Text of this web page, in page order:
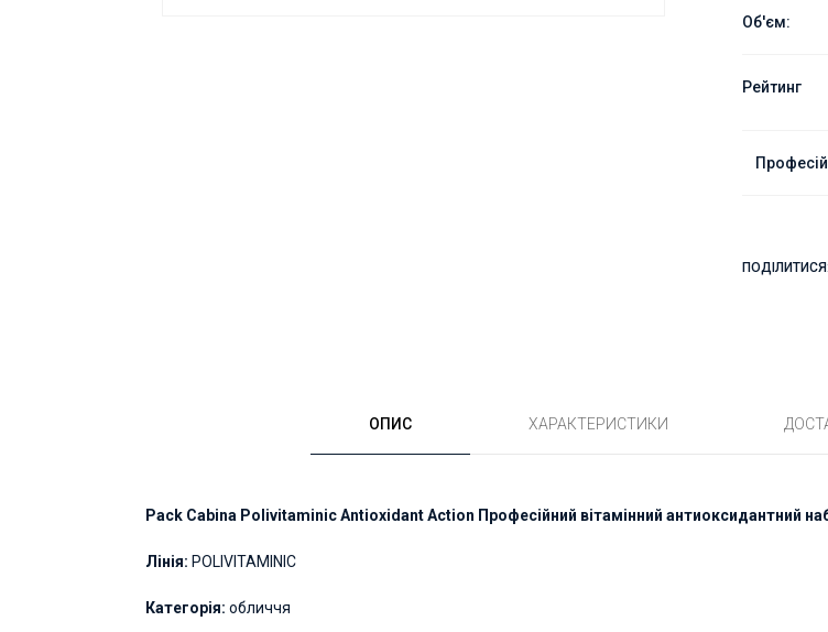
Об'єм:
Рейтинг
ПОДІЛИТИСЯ:
ОПИС ХАРАКТЕРИСТИКИ
Pack Cabina Polivitaminic Antioxidant Action Професійний вітамінний антиоксидантний
Лінія: POLIVITAMINIC
Категорія: обличчя